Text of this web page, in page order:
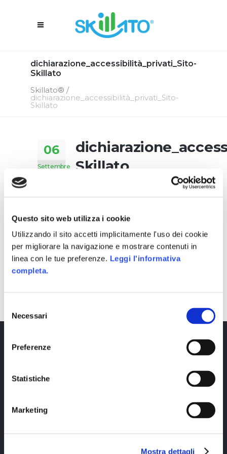
Questo sito web utilizza i cookie
Utilizzando il sito accetti implicitamente l'uso dei cookie
per migliorare la navigazione e mostrare contenuti in
linea con le tue preferenze. Leggi l'informativa
completa.
delNecessari
Preferenze
Statistiche
Marketing
Mostra dettagli
dichiarazione_accessibilità_privati_Sito-
Skillato
Skillato® /
dichiarazione_accessibilità_privati_Sito-
Skillato
06
Settembre
Skillato
dichiarazione_accessibilità_privati_Sito-
Skillato